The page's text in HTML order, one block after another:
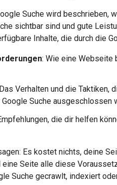
Suche wird
sichtbar sind und gute
Inhalte, die durch die
: Wie eine Webseite
Verhalten und die Taktiken,
Google Suche ausgeschlossen
die dir helfen
Es kostet nichts, deine
eine Seite alle diese
Suche gecrawlt, indexiert